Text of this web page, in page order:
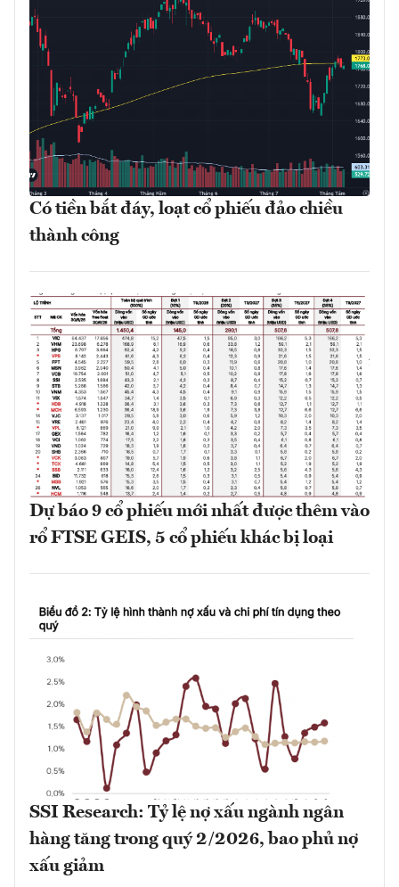
Có tiền bắt đáy, loạt cổ phiếu đảo chiều
thành công
Dự báo 9 cổ phiếu mới nhất được thêm vào
rổ FTSE GEIS, 5 cổ phiếu khác bị loại
SSI Research: Tỷ lệ nợ xấu ngành ngân
hàng tăng trong quý 2/2026, bao phủ nợ
xấu giảm